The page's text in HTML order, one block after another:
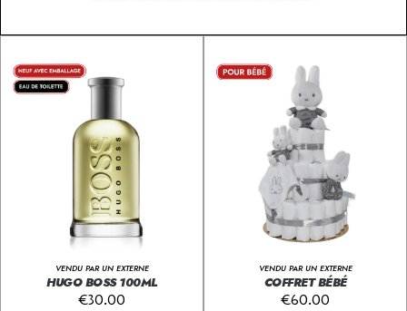
VENDU PAR UN EXTERNE
HUGO BOSS 100ML
€30.00
VENDU PAR UN EXTERNE
COFFRET BÉBÉ
€60.00